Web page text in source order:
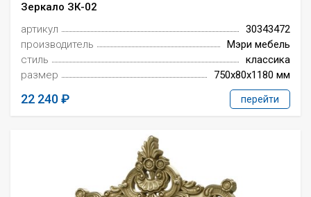
Зеркало ЗК-02
артикул
30343472
производитель
Мэри мебель
стиль
классика
размер
750x80x1180 мм
22 240 перейти